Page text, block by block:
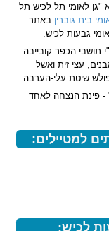
"גן לאומי תל לכיש תל
בית גוברין באתר
גבעות לכיש.
תושבי הכפר קובייבה
עצי זית ואשל
שיטת עלי-הערבה.
- פינת הנצחה לאחד
למטיילים:
לכיש: